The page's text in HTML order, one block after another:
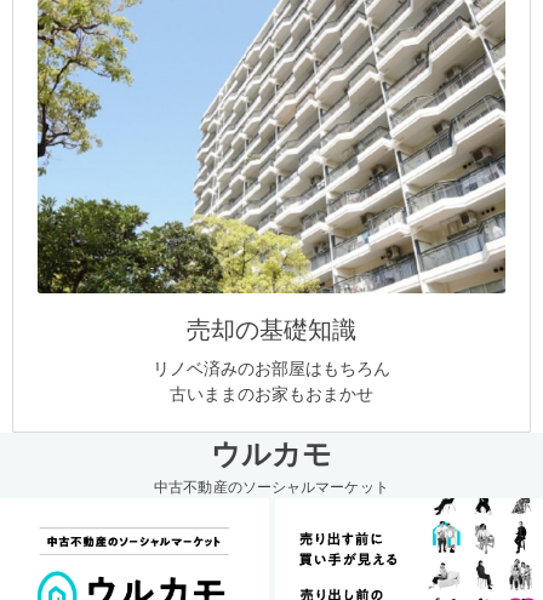
売却の基礎知識
リノベ済みのお部屋はもちろん
古いままのお家もおまかせ
ウルカモ
中古不動産のソーシャルマーケット